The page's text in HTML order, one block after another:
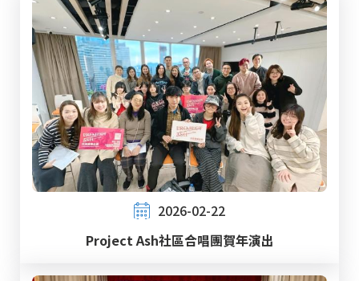
2026-02-22
Project Ash社區合唱團賀年演出